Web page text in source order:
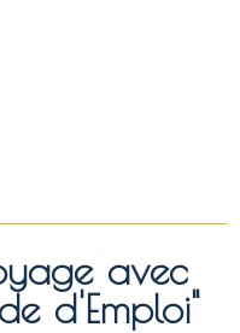
avec
d'Emploi"